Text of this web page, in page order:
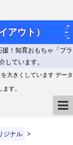
アウト）
！知育おもちゃ「プラ
しています。
大きくしています データ
す。
ジナル >